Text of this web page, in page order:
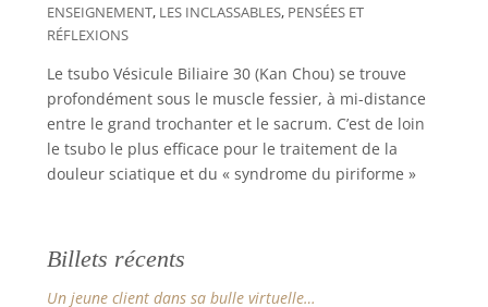
ENSEIGNEMENT, LES INCLASSABLES, PENSÉES ET
RÉFLEXIONS
Le tsubo Vésicule Biliaire 30 (Kan Chou) se trouve
profondément sous le muscle fessier, à mi-distance
entre le grand trochanter et le sacrum. C’est de loin
le tsubo le plus efficace pour le traitement de la
douleur sciatique et du « syndrome du piriforme »
Billets récents
Un jeune client dans sa bulle virtuelle…